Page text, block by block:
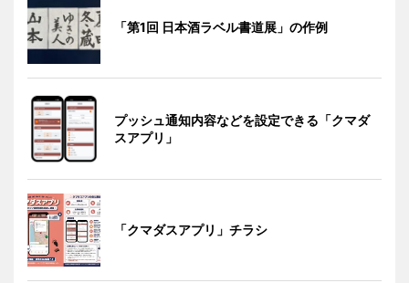
「第1回 日本酒ラベル書道展」の作例
プッシュ通知内容などを設定できる「クマダ
スアプリ」
「クマダスアプリ」チラシ